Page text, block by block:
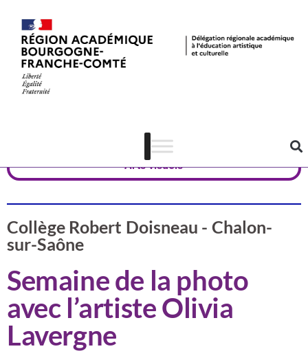
Arts visuels
Collège Robert Doisneau - Chalon-
sur-Saône
Semaine de la photo
avec l’artiste Olivia
Lavergne